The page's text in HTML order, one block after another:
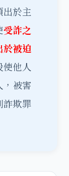
於主
受詐之
於被迫
他人
，被害
詐欺罪